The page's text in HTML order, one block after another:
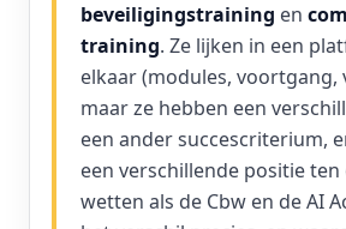
beveiligingstraining en
training. Ze lijken in een
elkaar (modules, voortgang,
maar ze hebben een
een ander succescriterium,
een verschillende positie ten
wetten als de Cbw en de AI